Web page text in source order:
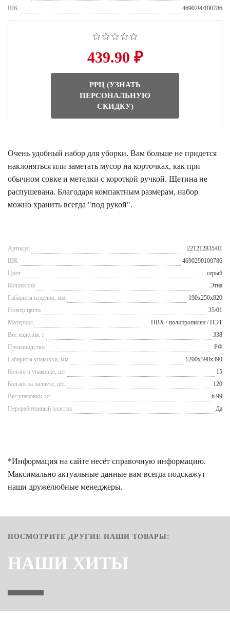
ШК
4690290100786
439.90 ₽
РРЦ (УЗНАТЬ
ПЕРСОНАЛЬНУЮ
СКИДКУ)
Очень удобный набор для уборки. Вам больше не придется
наклоняться или заметать мусор на корточках, как при
обычном совке и метелки с короткой ручкой. Щетина не
распушевана. Благодаря компактным размерам, набор
можно хранить всегда "под рукой".
Артикул
221212835/01
ШК
4690290100786
Цвет
серый
Коллекция
Этна
Габариты изделия, мм
190x250x820
Номер цвета
35/01
Материал
ПВХ / полипропилен / ПЭТ
Вес изделия, г
338
Производство
РФ
Габариты упаковки, мм
1200x390x390
Кол-во в упаковке, шт
15
Кол-во на паллете, шт.
120
Вес упаковки, кг
6.99
Переработанный пластик
Да
*Информация на сайте несёт справочную информацию.
Максимально актуальные данные вам всегда подскажут
наши дружелюбные менеджеры.
ПОСМОТРИТЕ ДРУГИЕ НАШИ ТОВАРЫ:
НАШИ ХИТЫ